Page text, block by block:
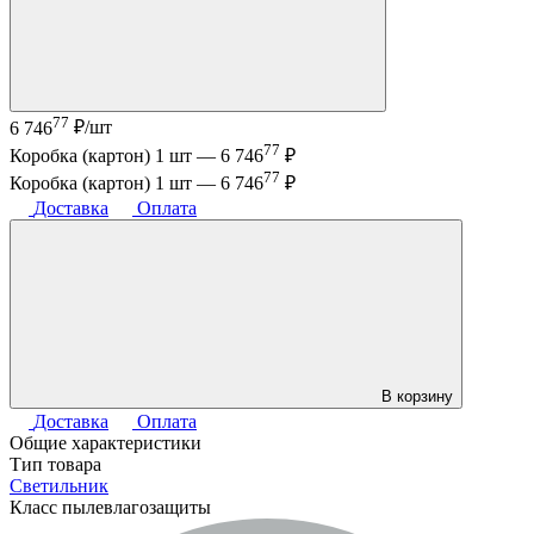
6 74677 ₽/шт
Коробка (картон) 1 шт — 6 74677 ₽
Коробка (картон) 1 шт — 6 74677 ₽
Доставка
Оплата
В корзину
Доставка
Оплата
Общие характеристики
Тип товара
Светильник
Класс пылевлагозащиты